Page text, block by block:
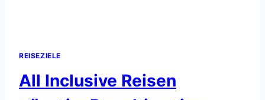
REISEZIELE
All Inclusive Reisen